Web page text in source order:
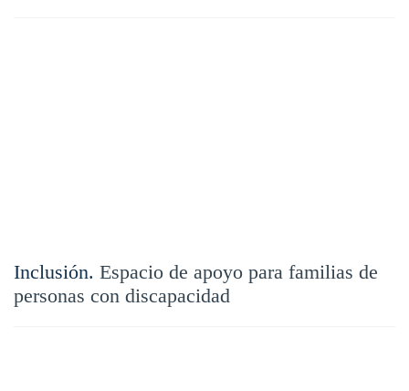
Inclusión. Espacio de apoyo para familias de
personas con discapacidad